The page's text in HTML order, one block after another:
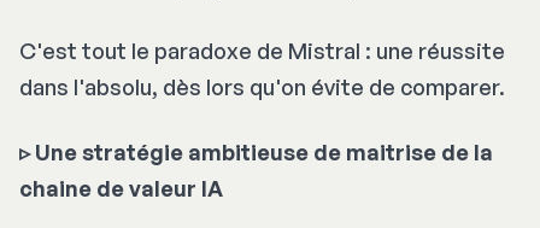
C'est tout le paradoxe de Mistral : une réussite
dans l'absolu, dès lors qu'on évite de comparer.
▹ Une stratégie ambitieuse de maitrise de la
chaine de valeur IA